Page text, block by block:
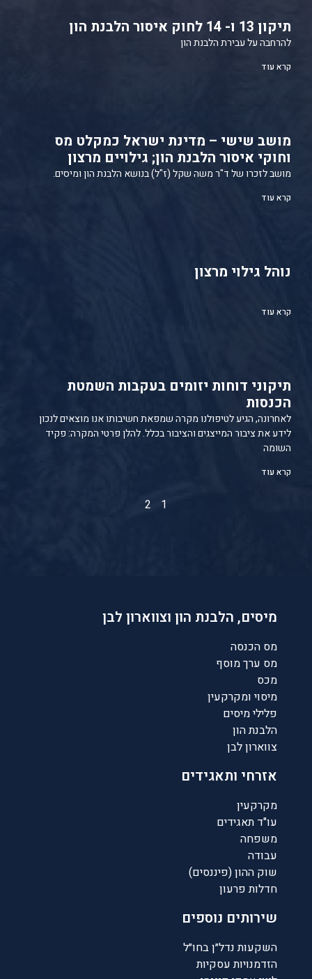
תיקון 13 ו- 14 לחוק איסור הלבנת הון
להרחבה על עבירת הלבנת הון
קרא עוד
מושב שישי – מדינת ישראל כמקלט מס
וחוקי איסור הלבנת הון; גילויים מרצון
מושב לזכרו של ד"ר משה שקל (ז"ל) בנושא הלבנת הון ומיסים.
קרא עוד
נוהל גילוי מרצון
קרא עוד
תיקוני דוחות יזומים בעקבות השמטת
הכנסות
לאחרונה, הגיע לטיפולנו מקרה שמפאת חשיבותו אנו מוצאים לנכון
לידע את ציבור המייצגים והציבור בכלל. להלן פרטי המקרה: פקיד
השומה
קרא עוד
1
2
מיסים, הלבנת הון וצווארון לבן
מס הכנסה
מס ערך מוסף
מכס
מיסוי ומקרקעין
פלילי מיסים
הלבנת הון
צווארון לבן
אזרחי ותאגידים
מקרקעין
עו"ד תאגידים
משפחה
עבודה
שוק ההון (פיננסים)
חדלות פרעון
שירותים נוספים
השקעות נדל״ן בחו״ל
הזדמנויות עסקיות